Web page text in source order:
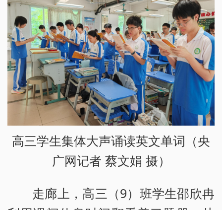
高三学生集体大声诵读英文单词（央
广网记者 蔡文娟 摄）
走廊上，高三（9）班学生邵欣冉